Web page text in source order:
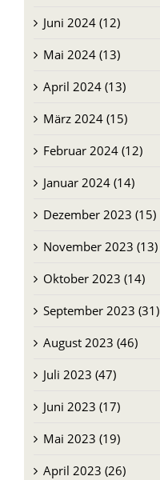
Juni 2024 (12)
Mai 2024 (13)
April 2024 (13)
März 2024 (15)
Februar 2024 (12)
Januar 2024 (14)
Dezember 2023 (15)
November 2023 (13)
Oktober 2023 (14)
September 2023 (31)
August 2023 (46)
Juli 2023 (47)
Juni 2023 (17)
Mai 2023 (19)
April 2023 (26)